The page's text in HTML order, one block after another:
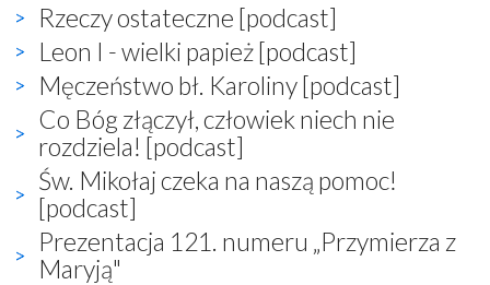
Rzeczy ostateczne [podcast]
Leon I - wielki papież [podcast]
Męczeństwo bł. Karoliny [podcast]
Co Bóg złączył, człowiek niech nie
rozdziela! [podcast]
Św. Mikołaj czeka na naszą pomoc!
[podcast]
Prezentacja 121. numeru „Przymierza z
Maryją"